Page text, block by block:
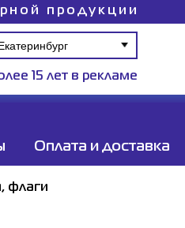
продукции
15 лет в рекламе
Оплата и доставка
флаги